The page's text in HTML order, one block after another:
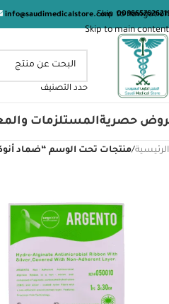
Skip to navigation
Skip to main content
info@saudimedicalstore.com
حدد التصنيف
حصريةالمستلزمات
الرئيسية/منتجات تحت الوسم “ضماد